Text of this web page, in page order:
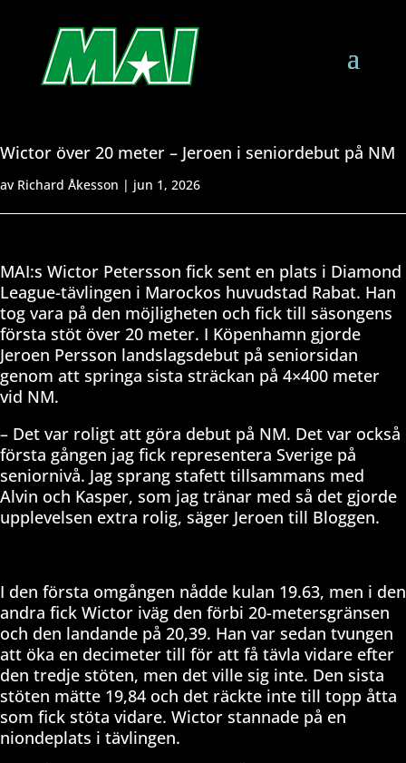
Wictor över 20 meter – Jeroen i seniordebut på NM
av Richard Åkesson | jun 1, 2026
MAI:s Wictor Petersson fick sent en plats i Diamond
League-tävlingen i Marockos huvudstad Rabat. Han
tog vara på den möjligheten och fick till säsongens
första stöt över 20 meter. I Köpenhamn gjorde
Jeroen Persson landslagsdebut på seniorsidan
genom att springa sista sträckan på 4×400 meter
vid NM.
– Det var roligt att göra debut på NM. Det var också
första gången jag fick representera Sverige på
seniornivå. Jag sprang stafett tillsammans med
Alvin och Kasper, som jag tränar med så det gjorde
upplevelsen extra rolig, säger Jeroen till Bloggen.
I den första omgången nådde kulan 19.63, men i den
andra fick Wictor iväg den förbi 20-metersgränsen
och den landande på 20,39. Han var sedan tvungen
att öka en decimeter till för att få tävla vidare efter
den tredje stöten, men det ville sig inte. Den sista
stöten mätte 19,84 och det räckte inte till topp åtta
som fick stöta vidare. Wictor stannade på en
niondeplats i tävlingen.